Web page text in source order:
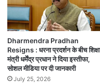
Dharmendra Pradhan
Resigns : धरना प्रदर्शन के बीच शिक्षा
मंत्री धर्मेंद्र प्रधान ने दिया इस्तीफा,
सोशल मीडिया पर दी जानकारी
July 25, 2026